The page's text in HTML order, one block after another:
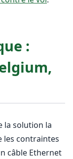
:
la solution la
les contraintes
câble Ethernet